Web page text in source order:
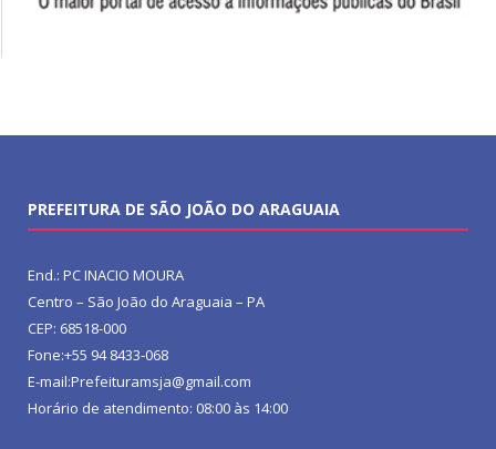
PREFEITURA DE SÃO JOÃO DO ARAGUAIA
End.: PC INACIO MOURA
Centro – São João do Araguaia – PA
CEP: 68518-000
Fone:+55 94 8433-068
E-mail:Prefeituramsja@gmail.com
Horário de atendimento: 08:00 às 14:00